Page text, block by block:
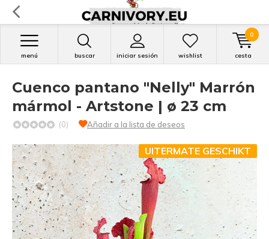
buscar iniciar sesión
menú wishlist cesta
0
Cuenco pantano "Nelly" Marrón
mármol - Artstone | ø 23 cm
(0) Añadir a la lista de deseos
UITERMATE GESCHIKT